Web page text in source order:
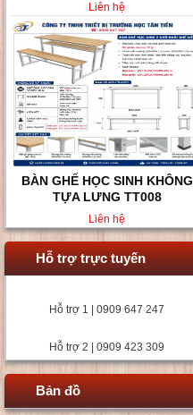
Liên hệ
BÀN GHẾ HỌC SINH VÀ SINH
VIÊN TT010
Liên hệ
Hỗ trợ trực tuyến
Hỗ trợ 1 | 0909 647 247
Hỗ trợ 2 | 0909 423 309
Bản đồ